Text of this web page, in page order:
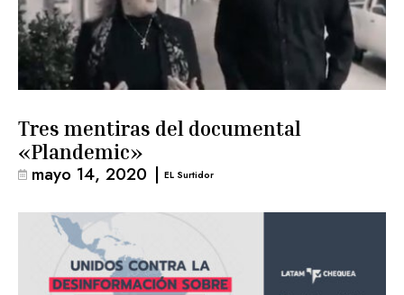
Tres mentiras del documental
«Plandemic»
mayo 14, 2020 | EL Surtidor